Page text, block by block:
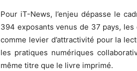
Pour iT-News, l’enjeu dépasse le
394 exposants venus de 37 pays,
comme levier d’attractivité pour la
les pratiques numériques
même titre que le livre imprimé.